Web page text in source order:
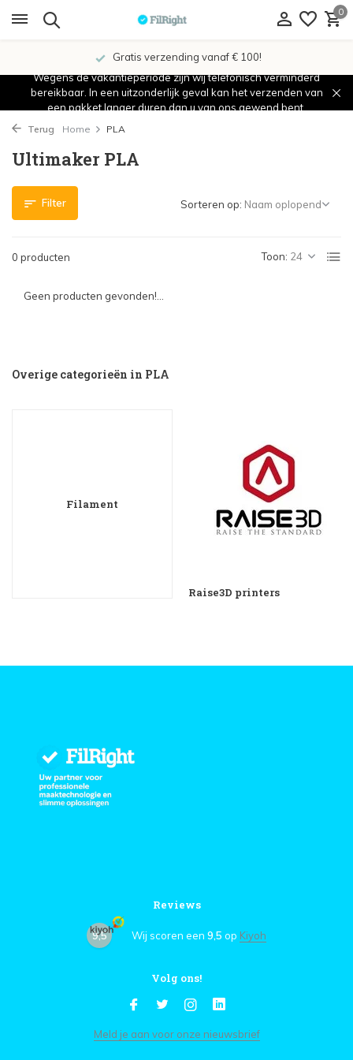
0
Gratis verzending vanaf € 100!
Wegens de vakantieperiode zijn wij telefonisch verminderd
bereikbaar. In een uitzonderlijk geval kan het verzenden van
een pakket langer duren dan u van ons gewend bent.
Terug Home PLA
Ultimaker PLA
Filter
0 producten Toon:
Sorteren op:
Geen producten gevonden!...
Overige categorieën in PLA
Filament
Raise3D printers
Reviews
9,5 Wij scoren een 9,5 op Kiyoh
Volg ons!
Meld je aan voor onze nieuwsbrief